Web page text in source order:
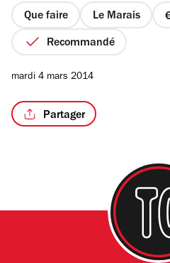
étoiles
Que faire Le Marais
Recommandé
mardi 4 mars 2014
Partager